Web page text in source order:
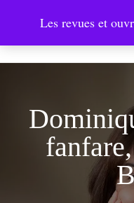
Les revues et
Musanostra